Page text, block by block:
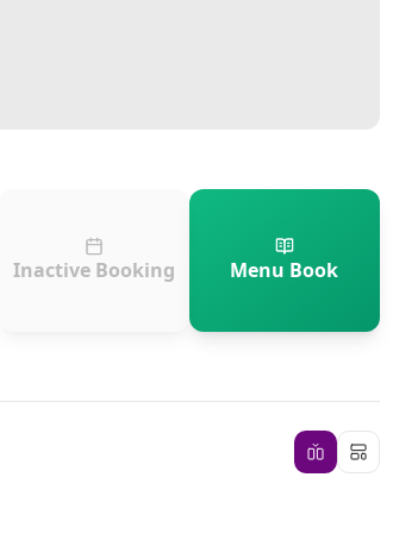
Inactive Booking Menu Book